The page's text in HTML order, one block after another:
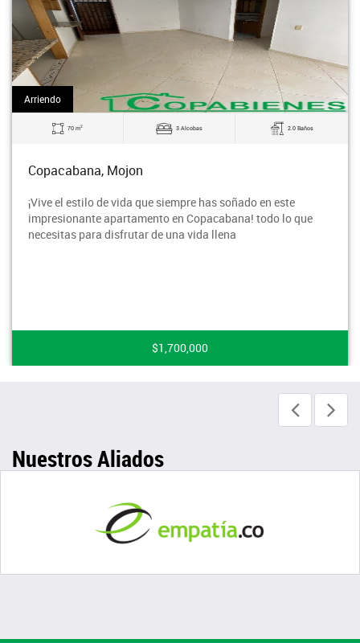
Arriendo
70 m2 3 Alcobas 2.0 Baños
Copacabana, Mojon
¡Vive el estilo de vida que siempre has soñado en este
impresionante apartamento en Copacabana! todo lo que
necesitas para disfrutar de una vida llena
$1,700,000
Nuestros Aliados